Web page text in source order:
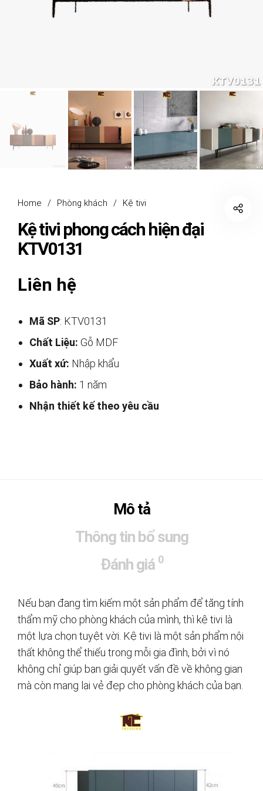
Home / Phòng khách / Kệ tivi
Kệ tivi phong cách hiện đại
KTV0131
Liên hệ
Mã SP: KTV0131
Chất Liệu: Gỗ MDF
Xuất xứ: Nhập khẩu
Bảo hành: 1 năm
Nhận thiết kế theo yêu cầu
Mô tả
Thông tin bổ sung
Đánh giá 0
Nếu bạn đang tìm kiếm một sản phẩm để tăng tính
thẩm mỹ cho phòng khách của mình, thì kệ tivi là
một lựa chọn tuyệt vời. Kệ tivi là một sản phẩm nội
thất không thể thiếu trong mỗi gia đình, bởi vì nó
không chỉ giúp bạn giải quyết vấn đề về không gian
mà còn mang lại vẻ đẹp cho phòng khách của bạn.